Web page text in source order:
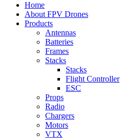
Home
About FPV Drones
Products
Antennas
Batteries
Frames
Stacks
Stacks
Flight Controller
ESC
Props
Radio
Chargers
Motors
VTX